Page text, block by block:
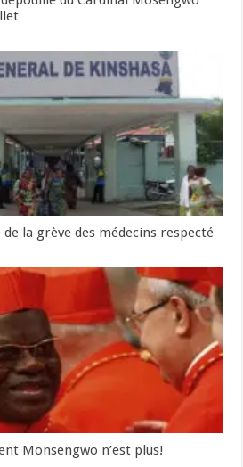
la grève des médecins respecté
Monsengwo n’est plus!